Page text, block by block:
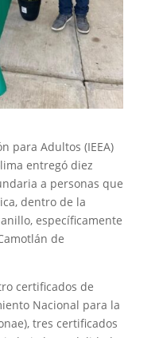
para Adultos (IEEA)
entregó diez
a personas que
dentro de la
específicamente
de
certificados de
Nacional para la
tres certificados